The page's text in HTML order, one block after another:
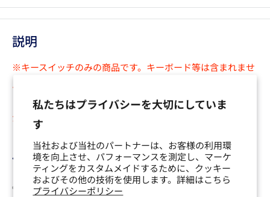
私たちはプライバシーを大切にしていま
す
当社および当社のパートナーは、お客様の利用環
境を向上させ、パフォーマンスを測定し、マーケ
ティングをカスタムメイドするために、クッキー
およびその他の技術を使用します。詳細はこちら
プライバシーポリシー
説明
※キースイッチのみの商品です。キーボード等は含まれませ
ん。
キースイッチの品質に関する免責事項を必ずご覧になって
からお買い求めください。
仕様
スイッチ互換性：Cherry MX